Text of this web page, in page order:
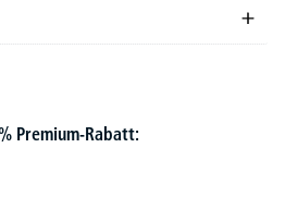
Premium-Rabatt: